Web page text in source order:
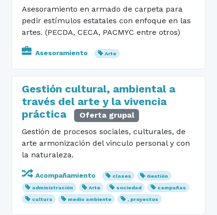
Asesoramiento en armado de carpeta para
pedir estímulos estatales con enfoque en las
artes. (PECDA, CECA, PACMYC entre otros)
Asesoramiento Arte
Gestión cultural, ambiental a
través del arte y la vivencia
práctica
Oferta grupal
Gestión de procesos sociales, culturales, de
arte armonización del vinculo personal y con
la naturaleza.
Acompañamiento clases
Gestión
administración
Arte sociedad
campañas
cultura
medio ambiente , proyectos